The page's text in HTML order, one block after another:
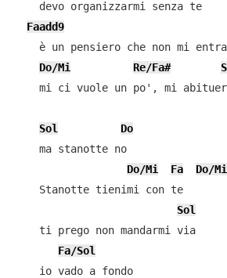
    devo organizzarmi senza te
Faadd9
è un pensiero che non mi
Do/Mi
Re/Fa#
mi ci vuole un po', mi
Sol
Do
    ma stanotte no
Do/Mi
Fa Do/Mi
    Stanotte tienimi con te
Sol
    ti prego non mandarmi via
Fa/Sol
    io vado a fondo